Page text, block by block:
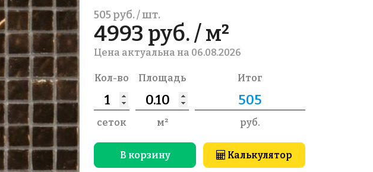
505 руб. / шт.
4993 руб. / м²
Цена актуальна на 06.08.2026
Кол-во
сеток
Площадь
м²
Итог
руб.
В корзину Калькулятор